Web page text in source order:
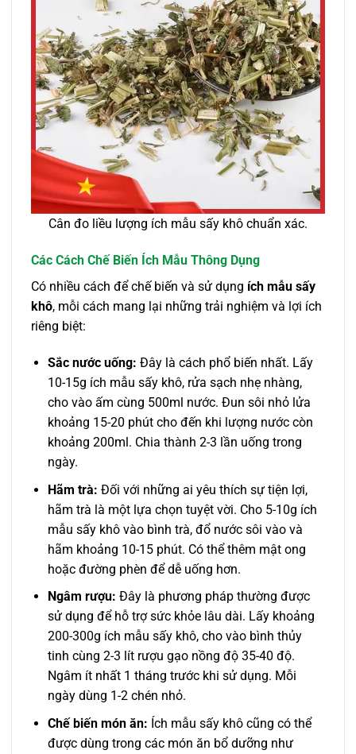
Cân đo liều lượng ích mẫu sấy khô chuẩn xác.
Các Cách Chế Biến Ích Mẫu Thông Dụng
Có nhiều cách để chế biến và sử dụng ích mẫu sấy
khô, mỗi cách mang lại những trải nghiệm và lợi ích
riêng biệt:
Sắc nước uống: Đây là cách phổ biến nhất. Lấy
10-15g ích mẫu sấy khô, rửa sạch nhẹ nhàng,
cho vào ấm cùng 500ml nước. Đun sôi nhỏ lửa
khoảng 15-20 phút cho đến khi lượng nước còn
khoảng 200ml. Chia thành 2-3 lần uống trong
ngày.
Hãm trà: Đối với những ai yêu thích sự tiện lợi,
hãm trà là một lựa chọn tuyệt vời. Cho 5-10g ích
mẫu sấy khô vào bình trà, đổ nước sôi vào và
hãm khoảng 10-15 phút. Có thể thêm mật ong
hoặc đường phèn để dễ uống hơn.
Ngâm rượu: Đây là phương pháp thường được
sử dụng để hỗ trợ sức khỏe lâu dài. Lấy khoảng
200-300g ích mẫu sấy khô, cho vào bình thủy
tinh cùng 2-3 lít rượu gạo nồng độ 35-40 độ.
Ngâm ít nhất 1 tháng trước khi sử dụng. Mỗi
ngày dùng 1-2 chén nhỏ.
Chế biến món ăn: Ích mẫu sấy khô cũng có thể
được dùng trong các món ăn bổ dưỡng như